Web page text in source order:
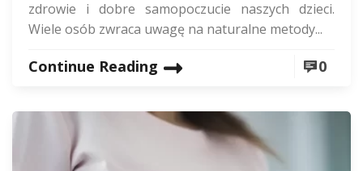
zdrowie i dobre samopoczucie naszych dzieci.
Wiele osób zwraca uwagę na naturalne metody...
Continue Reading 0